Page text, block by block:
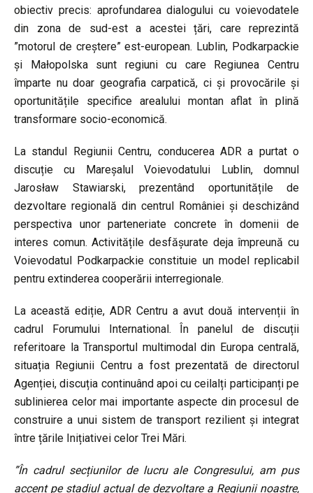
obiectiv precis: aprofundarea dialogului cu voievodatele
din zona de sud-est a acestei țări, care reprezintă
”motorul de creștere” est-european. Lublin, Podkarpackie
și Małopolska sunt regiuni cu care Regiunea Centru
împarte nu doar geografia carpatică, ci și provocările și
oportunitățile specifice arealului montan aflat în plină
transformare socio-economică.
La standul Regiunii Centru, conducerea ADR a purtat o
discuție cu Mareșalul Voievodatului Lublin, domnul
Jarosław Stawiarski, prezentând oportunitățile de
dezvoltare regională din centrul României și deschizând
perspectiva unor parteneriate concrete în domenii de
interes comun. Activitățile desfășurate deja împreună cu
Voievodatul Podkarpackie constituie un model replicabil
pentru extinderea cooperării interregionale.
La această ediție, ADR Centru a avut două intervenții în
cadrul Forumului International. În panelul de discuții
referitoare la Transportul multimodal din Europa centrală,
situația Regiunii Centru a fost prezentată de directorul
Agenției, discuția continuând apoi cu ceilalți participanți pe
sublinierea celor mai importante aspecte din procesul de
construire a unui sistem de transport rezilient și integrat
între țările Inițiativei celor Trei Mări.
”În cadrul secțiunilor de lucru ale Congresului, am pus
accent pe stadiul actual de dezvoltare a Regiunii noastre,